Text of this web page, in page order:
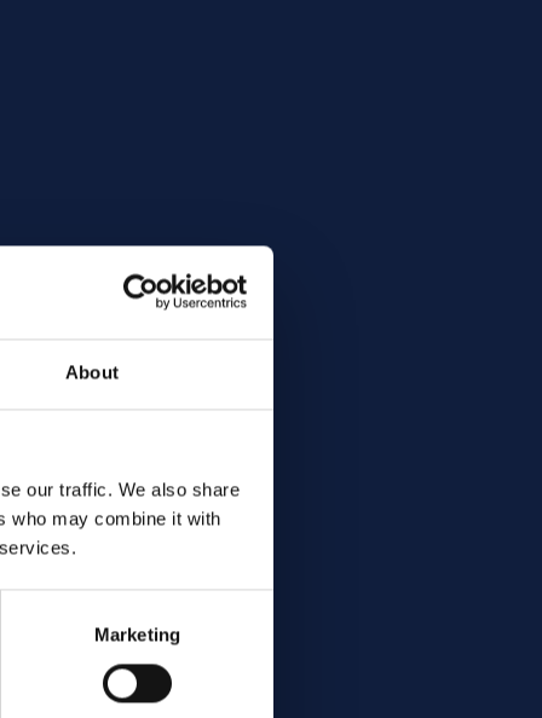
About
our traffic. We also share
who may combine it with
Marketing